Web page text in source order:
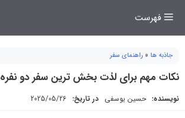
فهرست
جاذبه ها » راهنمای سفر
نکات مهم برای لذت بخش ترین سفر دو نفره
نویسنده: حسین یوسفی در تاریخ: 2025/05/26